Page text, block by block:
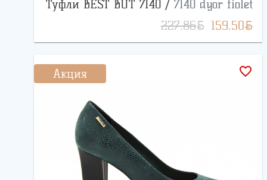
Туфли BEST BUT 7140 / 7140 dyor fiolet
227.86BYN 159.50BYN
Акция favorite_border